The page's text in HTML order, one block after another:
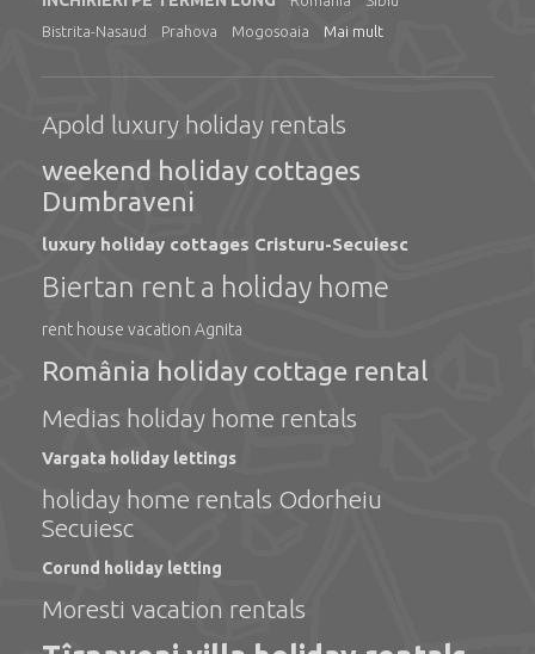
Bistrita-Nasaud
Prahova Mogosoaia Mai mult
Apold luxury holiday rentals
weekend holiday cottages
Dumbraveni
luxury holiday cottages Cristuru-Secuiesc
Biertan rent a holiday home
rent house vacation Agnita
România holiday cottage rental
Medias holiday home rentals
Vargata holiday lettings
holiday home rentals Odorheiu
Secuiesc
Corund holiday letting
Moresti vacation rentals